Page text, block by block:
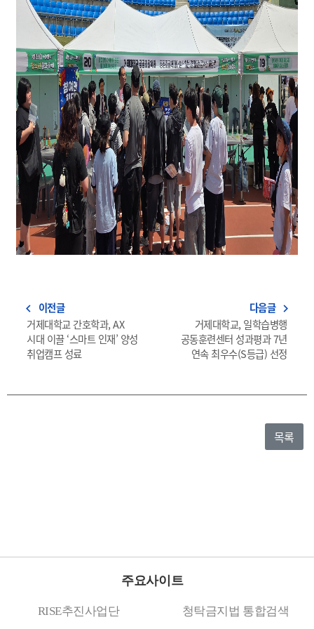
navigate_before 이전글
거제대학교 간호학과, AX
시대 이끌 ‘스마트 인재’ 양성
취업캠프 성료
다음글 navigate_next
거제대학교, 일학습병행
공동훈련센터 성과평과 7년
연속 최우수(S등급) 선정
목록
주요사이트
RISE추진사업단 청탁금지법 통합검색